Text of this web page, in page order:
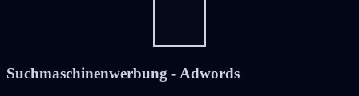
Suchmaschinenwerbung - Adwords